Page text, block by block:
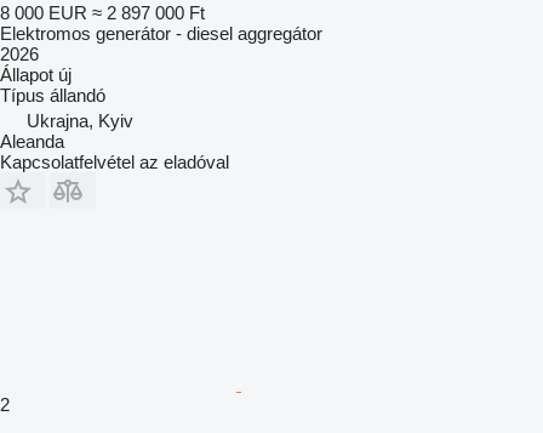
8 000 EUR ≈ 2 897 000 Ft
Elektromos generátor - diesel aggregátor
2026
Állapot új
Típus állandó
Ukrajna, Kyiv
Aleanda
Kapcsolatfelvétel az eladóval
2